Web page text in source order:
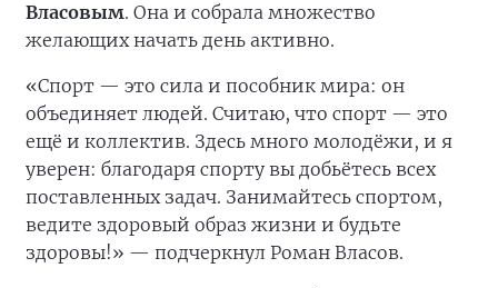
Власовым. Она и собрала множество
желающих начать день активно.
«Спорт — это сила и пособник мира: он
объединяет людей. Считаю, что спорт — это
ещё и коллектив. Здесь много молодёжи, и я
уверен: благодаря спорту вы добьётесь всех
поставленных задач. Занимайтесь спортом,
ведите здоровый образ жизни и будьте
здоровы!» — подчеркнул Роман Власов.